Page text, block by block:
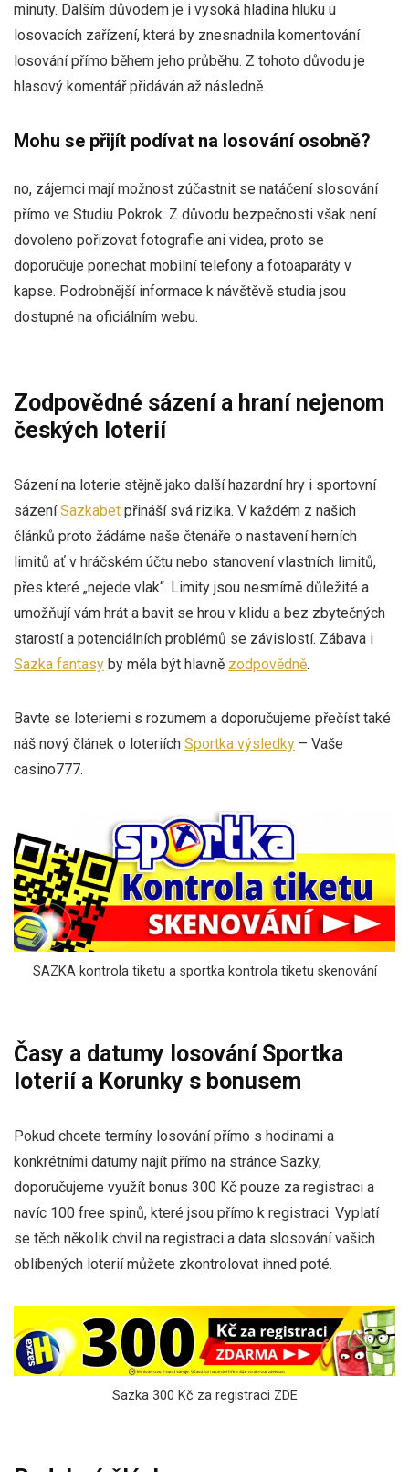
minuty. Dalším důvodem je i vysoká hladina hluku u
losovacích zařízení, která by znesnadnila komentování
losování přímo během jeho průběhu. Z tohoto důvodu je
hlasový komentář přidáván až následně.
Mohu se přijít podívat na losování osobně?
no, zájemci mají možnost zúčastnit se natáčení slosování
přímo ve Studiu Pokrok. Z důvodu bezpečnosti však není
dovoleno pořizovat fotografie ani videa, proto se
doporučuje ponechat mobilní telefony a fotoaparáty v
kapse. Podrobnější informace k návštěvě studia jsou
dostupné na oficiálním webu.
Zodpovědné sázení a hraní nejenom
českých loterií
Sázení na loterie stějně jako další hazardní hry i sportovní
sázeníSazkabet přináší svá rizika. V každém z našich
článků proto žádáme naše čtenáře o nastavení herních
limitů ať v hráčském účtu nebo stanovení vlastních limitů,
přes které „nejede vlak“. Limity jsou nesmírně důležité a
umožňují vám hrát a bavit se hrou v klidu a bez zbytečných
starostí a potenciálních problémů se závislostí. Zábava i
Sazka fantasy by měla být hlavně zodpovědně.
Bavte se loteriemi s rozumem a doporučujeme přečíst také
náš nový článek o loteriích Sportka výsledky – Vaše
casino777.
SAZKA kontrola tiketu a sportka kontrola tiketu skenování
Časy a datumy losování Sportka
loterií a Korunky s bonusem
Pokud chcete termíny losování přímo s hodinami a
konkrétními datumy najít přímo na stránce Sazky,
doporučujeme využít bonus 300 Kč pouze za registraci a
navíc 100 free spinů, které jsou přímo k registraci. Vyplatí
se těch několik chvil na registraci a data slosování vašich
oblíbených loterií můžete zkontrolovat ihned poté.
Sazka 300 Kč za registraci ZDE